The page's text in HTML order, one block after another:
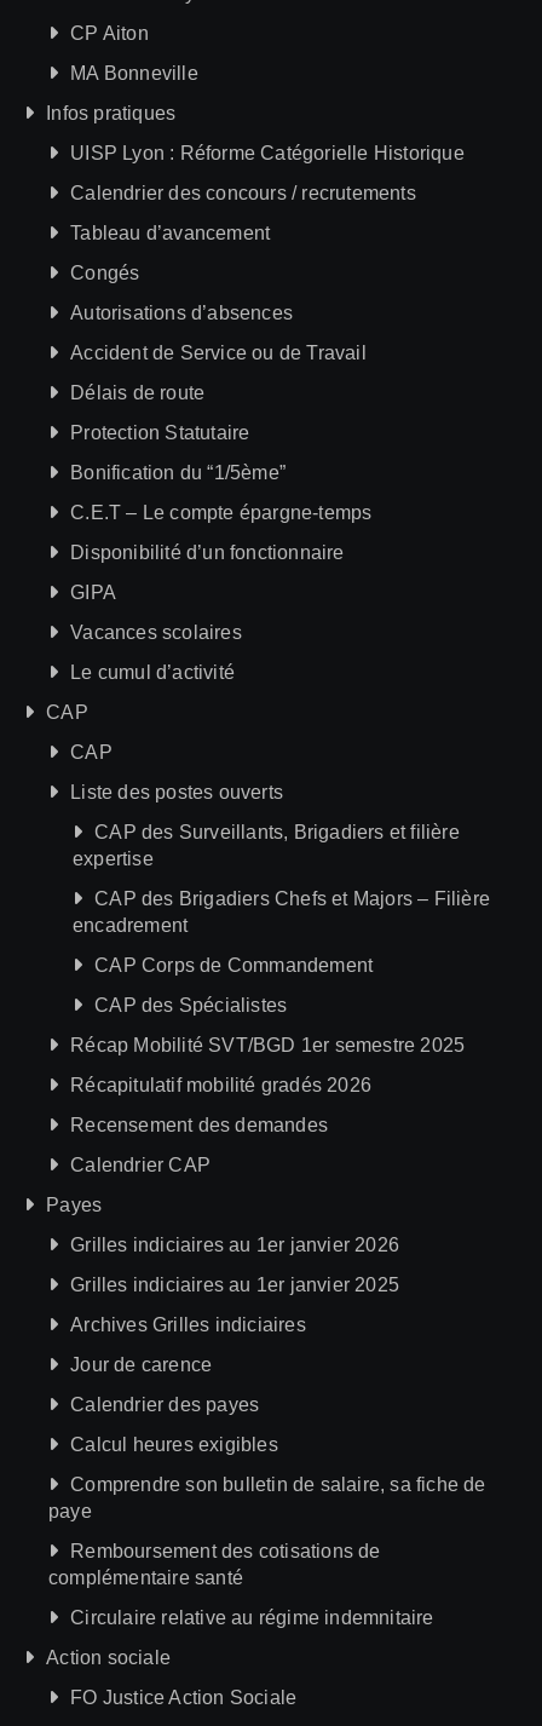
CP Aiton
MA Bonneville
Infos pratiques
UISP Lyon : Réforme Catégorielle Historique
Calendrier des concours / recrutements
Tableau d’avancement
Congés
Autorisations d’absences
Accident de Service ou de Travail
Délais de route
Protection Statutaire
Bonification du “1/5ème”
C.E.T – Le compte épargne-temps
Disponibilité d’un fonctionnaire
GIPA
Vacances scolaires
Le cumul d’activité
CAP
CAP
Liste des postes ouverts
CAP des Surveillants, Brigadiers et filière
expertise
CAP des Brigadiers Chefs et Majors – Filière
encadrement
CAP Corps de Commandement
CAP des Spécialistes
Récap Mobilité SVT/BGD 1er semestre 2025
Récapitulatif mobilité gradés 2026
Recensement des demandes
Calendrier CAP
Payes
Grilles indiciaires au 1er janvier 2026
Grilles indiciaires au 1er janvier 2025
Archives Grilles indiciaires
Jour de carence
Calendrier des payes
Calcul heures exigibles
Comprendre son bulletin de salaire, sa fiche de
paye
Remboursement des cotisations de
complémentaire santé
Circulaire relative au régime indemnitaire
Action sociale
FO Justice Action Sociale